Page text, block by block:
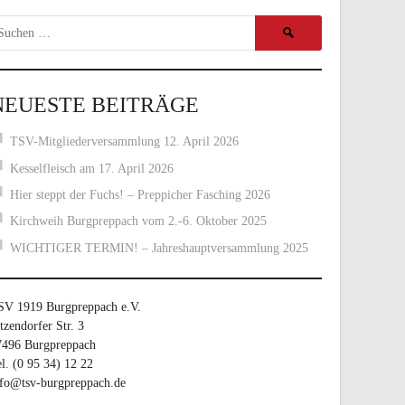
Suchen
BEITRÄGE
TSV-Mitgliederversammlung 12. April 2026
Kesselfleisch am 17. April 2026
Hier steppt der Fuchs! – Preppicher Fasching 2026
Kirchweih Burgpreppach vom 2.-6. Oktober 2025
WICHTIGER TERMIN! – Jahreshauptversammlung 2025
1919 Burgpreppach e.V.
Str. 3
Burgpreppach
(0 95 34) 12 22
burgpreppach.de